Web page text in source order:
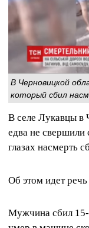
В Черновицкой
который сбил
В селе Лукавцы в
едва не свершили
глазах насмерть
Об этом идет
Мужчина сбил 15-